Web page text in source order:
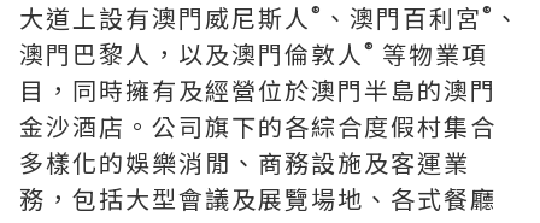
大道上設有澳門威尼斯人® 、澳門百利宮® 、
澳門巴黎人，以及澳門倫敦人® 等物業項
目，同時擁有及經營位於澳門半島的澳門
金沙酒店。公司旗下的各綜合度假村集合
多樣化的娛樂消閒、商務設施及客運業
務，包括大型會議及展覽場地、各式餐廳